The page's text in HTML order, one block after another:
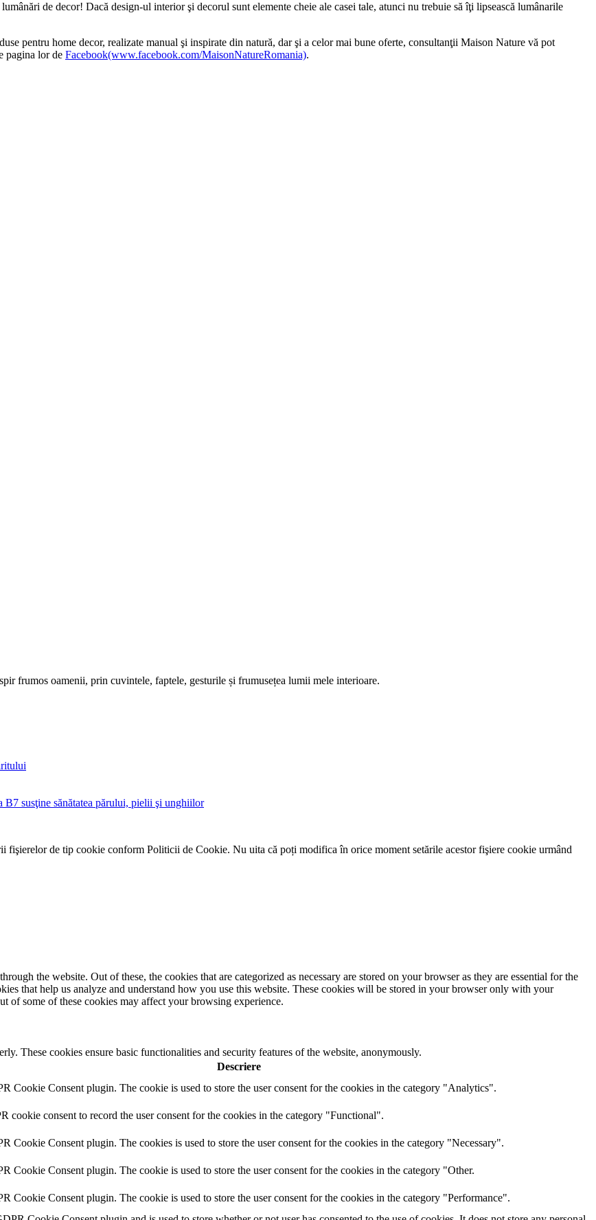
de decor! Dacă design-ul interior şi decorul sunt elemente cheie ale casei tale, atunci nu trebuie să îţi lipsească lumânarile
pentru home decor, realizate manual şi inspirate din natură, dar şi a celor mai bune oferte, consultanţii Maison Nature vă pot
pagina lor de Facebook(www.facebook.com/MaisonNatureRomania).
frumos oamenii, prin cuvintele, faptele, gesturile și frumusețea lumii mele interioare.
B7 susţine sănătatea părului, pielii şi unghiilor
de tip cookie conform Politicii de Cookie. Nu uita că poți modifica în orice moment setările acestor fişiere cookie urmând
the website. Out of these, the cookies that are categorized as necessary are stored on your browser as they are essential for the
that help us analyze and understand how you use this website. These cookies will be stored in your browser only with your
of some of these cookies may affect your browsing experience.
These cookies ensure basic functionalities and security features of the website, anonymously.
Descriere
Cookie Consent plugin. The cookie is used to store the user consent for the cookies in the category "Analytics".
cookie consent to record the user consent for the cookies in the category "Functional".
Cookie Consent plugin. The cookies is used to store the user consent for the cookies in the category "Necessary".
Cookie Consent plugin. The cookie is used to store the user consent for the cookies in the category "Other.
Cookie Consent plugin. The cookie is used to store the user consent for the cookies in the category "Performance".